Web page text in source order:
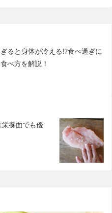
ると身体が冷える!?食べ過ぎに
べ方を解説！
養面でも優